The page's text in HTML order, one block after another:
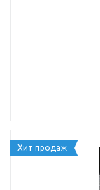
Хит продаж